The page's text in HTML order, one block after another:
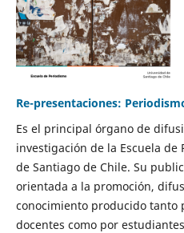
Re-presentaciones:
Es el principal órgano de
investigación de la Escuela
de Santiago de Chile. Su
orientada a la promoción,
conocimiento producido tanto
docentes como por